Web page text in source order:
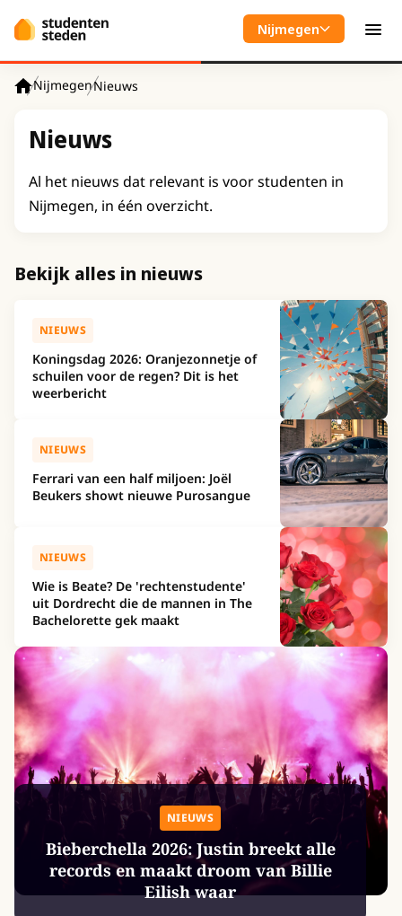
Nijmegen
NijmegenNieuws
Nieuws
Al het nieuws dat relevant is voor studenten in
Nijmegen, in één overzicht.
Bekijk alles in nieuws
NIEUWS
Koningsdag 2026: Oranjezonnetje of
schuilen voor de regen? Dit is het
weerbericht
NIEUWS
Ferrari van een half miljoen: Joël
Beukers showt nieuwe Purosangue
NIEUWS
Wie is Beate? De 'rechtenstudente'
uit Dordrecht die de mannen in The
Bachelorette gek maakt
NIEUWS
Bieberchella 2026: Justin breekt alle
records en maakt droom van Billie
Eilish waar